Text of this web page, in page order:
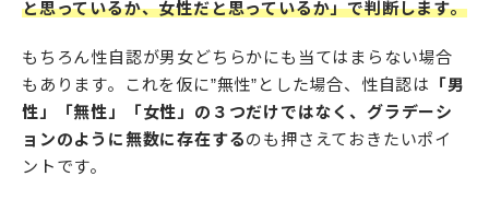
と思っているか、女性だと思っているか」で判断します。
もちろん性自認が男女どちらかにも当てはまらない場合
もあります。これを仮に”無性”とした場合、性自認は
「男
性」「無性」「女性」の３つだけではなく、グラデーシ
ョンのように無数に存在するのも押さえておきたいポイ
ントです。